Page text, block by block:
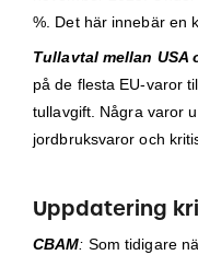
%. Det här innebär en
Tullavtal mellan USA
på de flesta EU-varor
tullavgift. Några varor
jordbruksvaror och
Uppdatering
CBAM: Som tidigare